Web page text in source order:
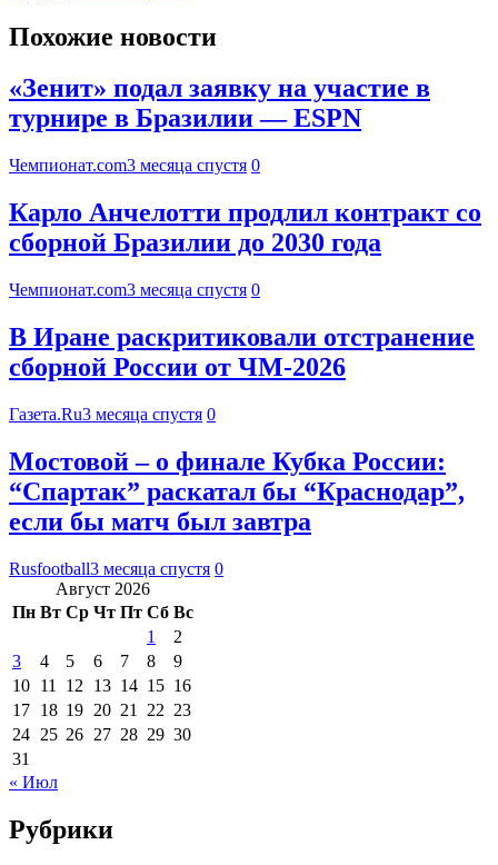
Похожие новости
«Зенит» подал заявку на участие в
турнире в Бразилии — ESPN
Чемпионат.com3 месяца спустя 0
Карло Анчелотти продлил контракт со
сборной Бразилии до 2030 года
Чемпионат.com3 месяца спустя 0
В Иране раскритиковали отстранение
сборной России от ЧМ-2026
Газета.Ru3 месяца спустя 0
Мостовой – о финале Кубка России:
“Спартак” раскатал бы “Краснодар”,
если бы матч был завтра
Rusfootball3 месяца спустя 0
Август 2026
Пн Вт Ср Чт Пт Сб Вс
1
2
3
4 5 6 7 8
9
10 11 12 13 14 15 16
17 18 19 20 21 22 23
24 25 26 27 28 29 30
31
« Июл
Рубрики